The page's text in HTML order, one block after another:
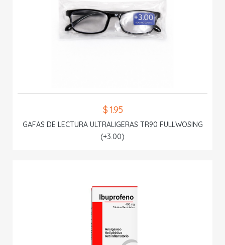
$ 1.95
GAFAS DE LECTURA ULTRALIGERAS TR90 FULLWOSING
(+3.00)